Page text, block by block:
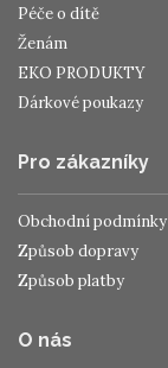
Péče o dítě
Ženám
EKO PRODUKTY
Dárkové poukazy
Pro zákazníky
Obchodní podmínky
Způsob dopravy
Způsob platby
O nás